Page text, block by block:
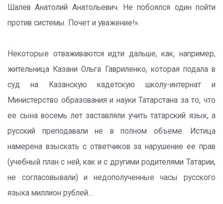
Шалев Анатолий Анатольевич. Не побоялся один пойти
против системы. Почет и уважение!».
Некоторые отваживаются идти дальше, как, например,
жительница Казани Ольга Гавриленко, которая подала в
суд на Казанскую кадетскую школу-интернат и
Министерство образования и науки Татарстана за то, что
ее сына восемь лет заставляли учить татарский язык, а
русский преподавали не в полном объеме. Истица
намерена взыскать с ответчиков за нарушение ее прав
(учебный план с ней, как и с другими родителями Татарии,
не согласовывали) и недополученные часы русского
языка миллион рублей…